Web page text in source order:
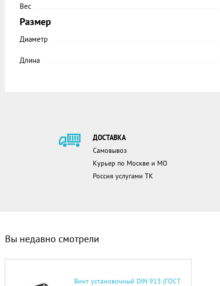
Вес
Размер
Диаметр
Длина
ДОСТАВКА
Самовывоз
Курьер по Москве и МО
Россия услугами ТК
Вы недавно смотрели
Винт установочный DIN 913 (ГОСТ